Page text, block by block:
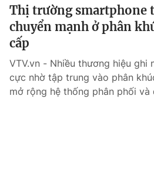
Thị trường smartphone
chuyển mạnh ở phân
cấp
VTV.vn - Nhiều thương hiệu ghi
cực nhờ tập trung vào phân
mở rộng hệ thống phân phối và